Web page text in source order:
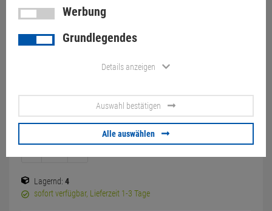
Diverse DMS-59 to 2x DVI Y-
Kabel Adapterkabel
4,40 €
6,00€
Lagernd: 4
sofort verfügbar, Lieferzeit 1-3 Tage
Werbung
Grundlegendes
Details anzeigen
Auswahl bestätigen
Alle auswählen